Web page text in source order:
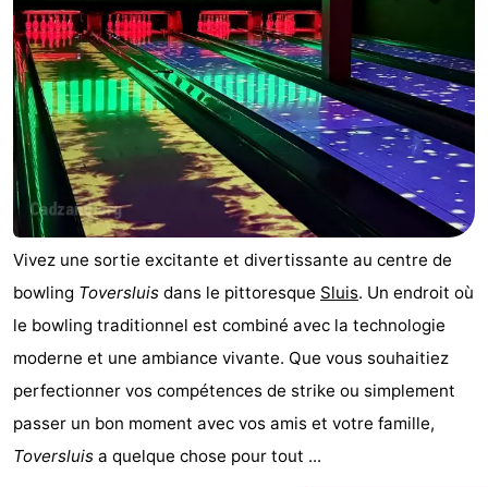
Last
minutes
Plages
Voir
et
faire
Lieux
d'intérêt
-
Monuments
-
Points
Attractions
Vivez une sortie excitante et divertissante au centre de
bowling Toversluis dans le pittoresque Sluis. Un endroit où
le bowling traditionnel est combiné avec la technologie
moderne et une ambiance vivante. Que vous souhaitiez
perfectionner vos compétences de strike ou simplement
passer un bon moment avec vos amis et votre famille,
Toversluis a quelque chose pour tout ...